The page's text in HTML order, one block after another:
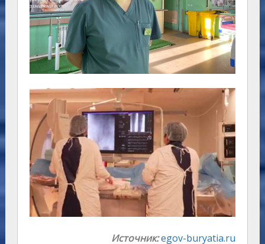
Источник:egov-buryatia.ru